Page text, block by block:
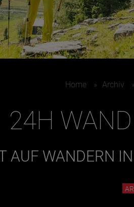
Home » Archiv »
24H
AUF WANDERN